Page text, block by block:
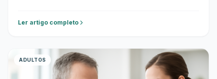
Ler artigo completo
ADULTOS